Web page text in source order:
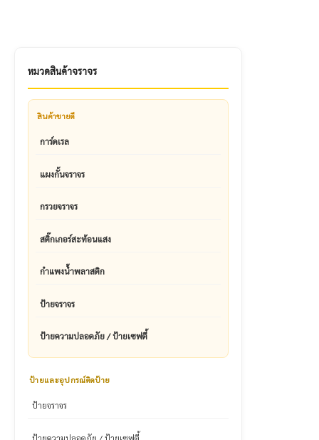
หมวดสินค้าจราจร
สินค้าขายดี
การ์ดเรล
แผงกั้นจราจร
กรวยจราจร
สติ๊กเกอร์สะท้อนแสง
กำแพงน้ำพลาสติก
ป้ายจราจร
ป้ายความปลอดภัย / ป้ายเซฟตี้
ป้ายและอุปกรณ์ติดป้าย
ป้ายจราจร